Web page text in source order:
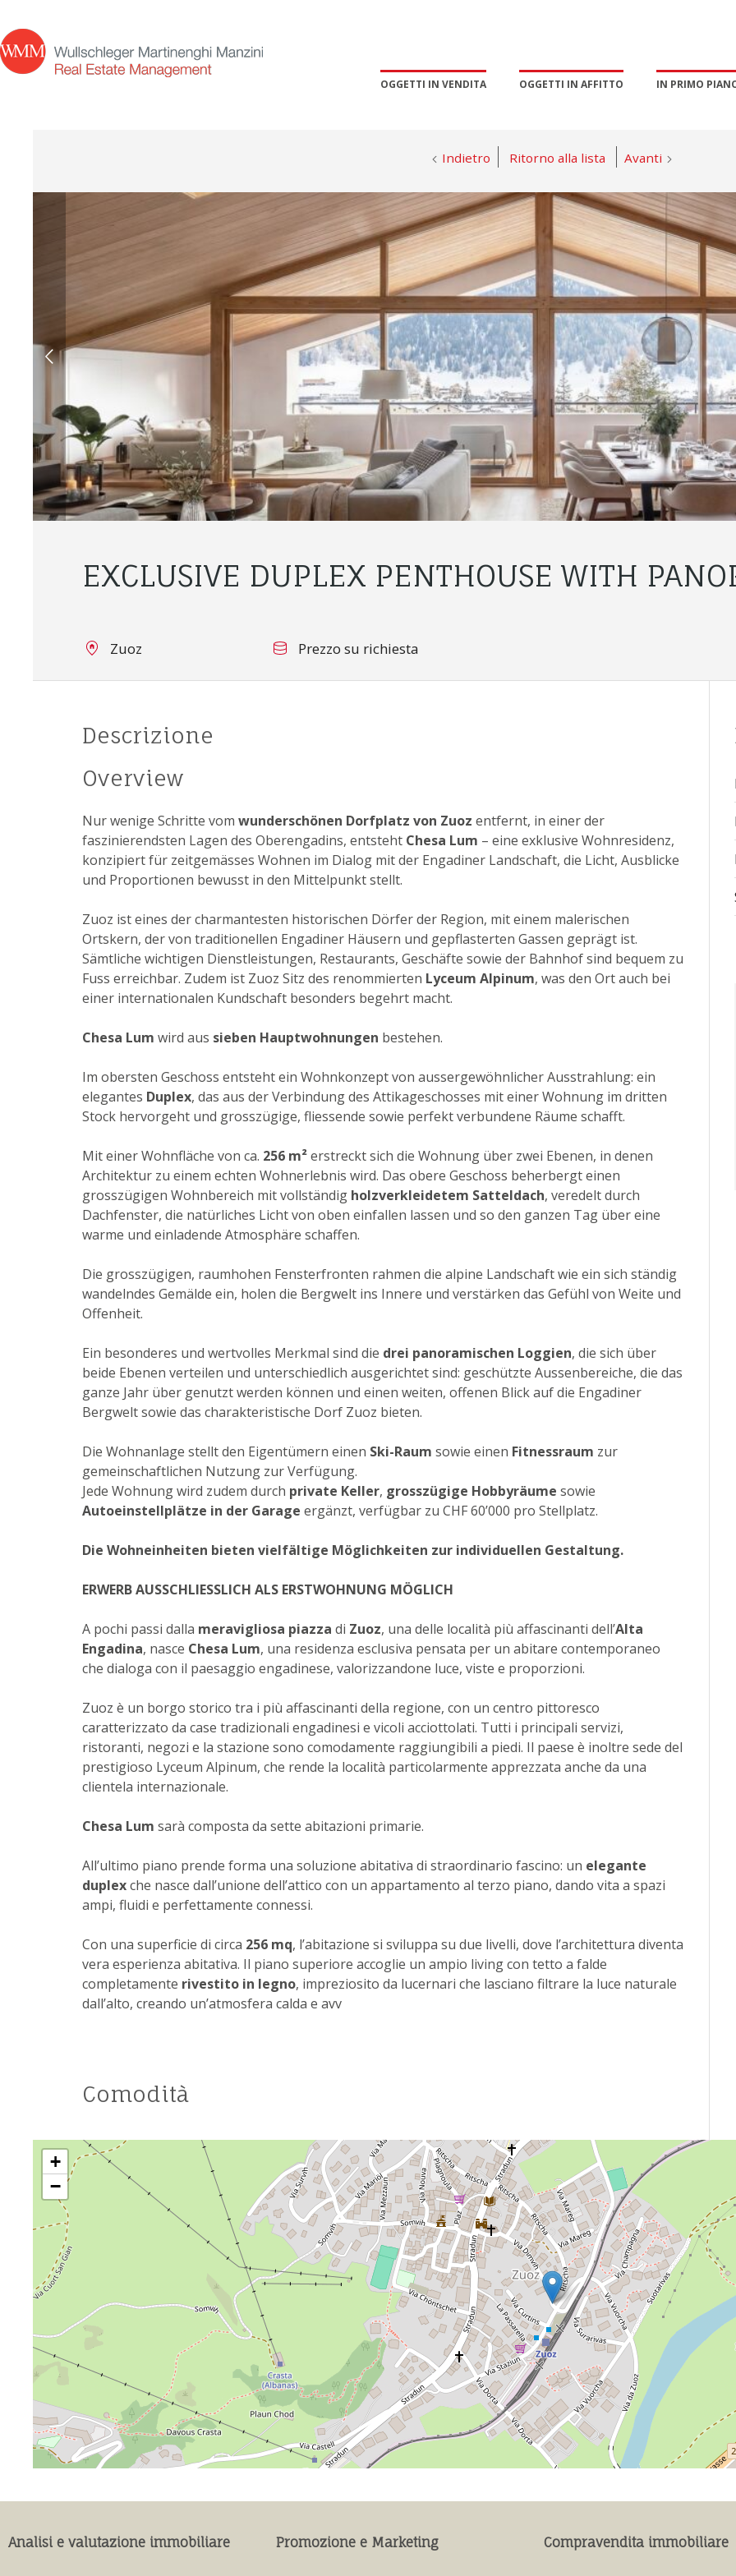
OGGETTI IN VENDITA OGGETTI IN AFFITTO IN PRIMO
PROMOZIONE E MARKETING
GESTIONE ESCLUSIVA
Indietro Ritorno alla lista Avanti
EXCLUSIVE DUPLEX PENTHOUSE WITH
Zuoz Prezzo su richiesta
Descrizione
Overview
Nur wenige Schritte vom wunderschönen Dorfplatz von Zuoz entfernt, in einer der
faszinierendsten Lagen des Oberengadins, entsteht Chesa Lum – eine exklusive Wohnresidenz,
konzipiert für zeitgemässes Wohnen im Dialog mit der Engadiner Landschaft, die Licht, Ausblicke
und Proportionen bewusst in den Mittelpunkt stellt.
Zuoz ist eines der charmantesten historischen Dörfer der Region, mit einem malerischen
Ortskern, der von traditionellen Engadiner Häusern und gepflasterten Gassen geprägt ist.
Sämtliche wichtigen Dienstleistungen, Restaurants, Geschäfte sowie der Bahnhof sind bequem zu
Fuss erreichbar. Zudem ist Zuoz Sitz des renommierten Lyceum Alpinum, was den Ort auch bei
einer internationalen Kundschaft besonders begehrt macht.
Chesa Lum wird aus sieben Hauptwohnungen bestehen.
Im obersten Geschoss entsteht ein Wohnkonzept von aussergewöhnlicher Ausstrahlung: ein
elegantes Duplex, das aus der Verbindung des Attikageschosses mit einer Wohnung im dritten
Stock hervorgeht und grosszügige, fliessende sowie perfekt verbundene Räume schafft.
Mit einer Wohnfläche von ca. 256 m²erstreckt sich die Wohnung über zwei Ebenen, in denen
Architektur zu einem echten Wohnerlebnis wird. Das obere Geschoss beherbergt einen
grosszügigen Wohnbereich mit vollständig holzverkleidetem Satteldach, veredelt durch
Dachfenster, die natürliches Licht von oben einfallen lassen und so den ganzen Tag über eine
warme und einladende Atmosphäre schaffen.
Die grosszügigen, raumhohen Fensterfronten rahmen die alpine Landschaft wie ein sich ständig
wandelndes Gemälde ein, holen die Bergwelt ins Innere und verstärken das Gefühl von Weite und
Offenheit.
Ein besonderes und wertvolles Merkmal sind die drei panoramischen Loggien, die sich über
beide Ebenen verteilen und unterschiedlich ausgerichtet sind: geschützte Aussenbereiche, die das
ganze Jahr über genutzt werden können und einen weiten, offenen Blick auf die Engadiner
Bergwelt sowie das charakteristische Dorf Zuoz bieten.
Die Wohnanlage stellt den Eigentümern einen Ski-Raum sowie einen Fitnessraum zur
gemeinschaftlichen Nutzung zur Verfügung.
Jede Wohnung wird zudem durch private Keller, grosszügige Hobbyräume sowie
Autoeinstellplätze in der Garage ergänzt, verfügbar zu CHF 60’000 pro Stellplatz.
Die Wohneinheiten bieten vielfältige Möglichkeiten zur individuellen Gestaltung.
ERWERB AUSSCHLIESSLICH ALS ERSTWOHNUNG MÖGLICH
A pochi passi dalla meravigliosa piazza di Zuoz, una delle località più affascinanti dell’Alta
Engadina, nasce Chesa Lum, una residenza esclusiva pensata per un abitare contemporaneo
che dialoga con il paesaggio engadinese, valorizzandone luce, viste e proporzioni.
Zuoz è un borgo storico tra i più affascinanti della regione, con un centro pittoresco
caratterizzato da case tradizionali engadinesi e vicoli acciottolati. Tutti i principali servizi,
ristoranti, negozi e la stazione sono comodamente raggiungibili a piedi. Il paese è inoltre sede del
prestigioso Lyceum Alpinum, che rende la località particolarmente apprezzata anche da una
clientela internazionale.
Chesa Lum sarà composta da sette abitazioni primarie.
All’ultimo piano prende forma una soluzione abitativa di straordinario fascino: un elegante
duplexche nasce dall’unione dell’attico con un appartamento al terzo piano, dando vita a spazi
ampi, fluidi e perfettamente connessi.
Con una superficie di circa 256 mq, l’abitazione si sviluppa su due livelli, dove l’architettura diventa
vera esperienza abitativa. Il piano superiore accoglie un ampio living con tetto a falde
completamente rivestito in legno, impreziosito da lucernari che lasciano filtrare la luce naturale
dall’alto, creando un’atmosfera calda e avv
Comodità
+
−
Analisi e valutazione immobiliare Promozione e Marketing Compravendita immobiliare